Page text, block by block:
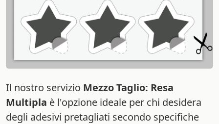
Il nostro servizio Mezzo Taglio: Resa
Multipla è l'opzione ideale per chi desidera
degli adesivi pretagliati secondo specifiche